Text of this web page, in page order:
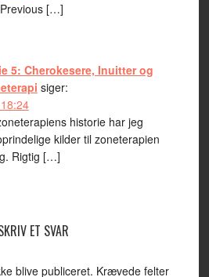
[…]
5: Cherokesere, Inuitter og
siger:
historie har jeg
kilder til zoneterapien
Rigtig […]
ET SVAR
blive publiceret. Krævede felter